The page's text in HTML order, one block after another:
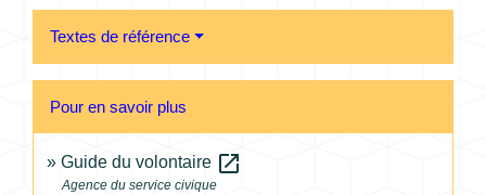
Textes de référence
Pour en savoir plus
Guide du volontaire open_in_new
Agence du service civique